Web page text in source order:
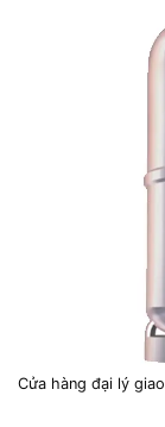
Cửa hàng đại lý